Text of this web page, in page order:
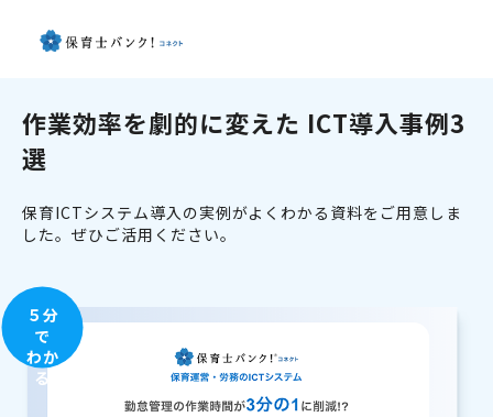
作業効率を劇的に変えた ICT導入事例3
選
保育ICTシステム導入の実例がよくわかる資料をご用意しま
した。ぜひご活用ください。
５分
で
わか
る